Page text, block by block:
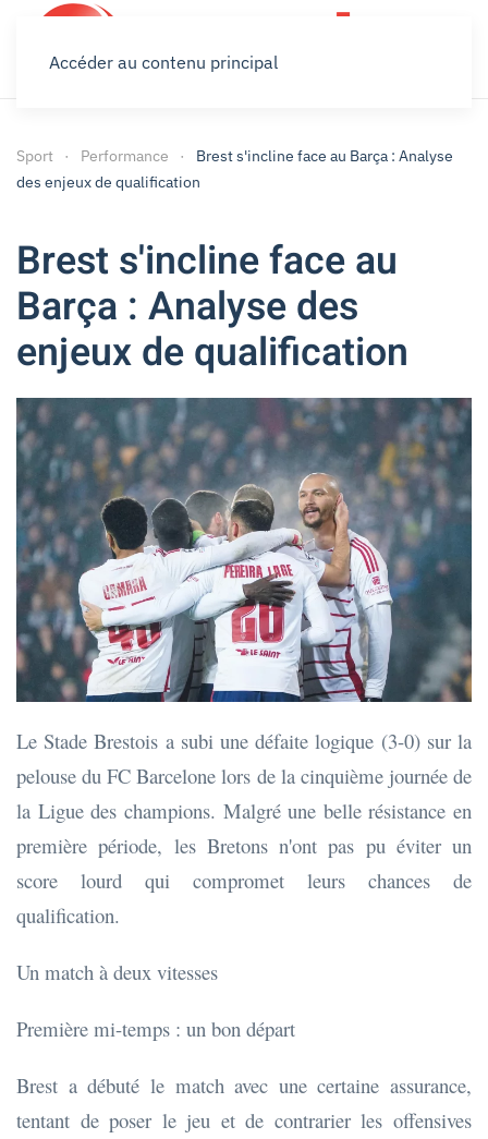
Accéder au contenu principal
Sport Performance
Brest s'incline face au Barça : Analyse
des enjeux de qualification
Brest s'incline face au
Barça : Analyse des
enjeux de qualification
Le Stade Brestois a subi une défaite logique (3-0) sur la
pelouse du FC Barcelone lors de la cinquième journée de
la Ligue des champions. Malgré une belle résistance en
première période, les Bretons n'ont pas pu éviter un
score lourd qui compromet leurs chances de
qualification.
Un match à deux vitesses
Première mi-temps : un bon départ
Brest a débuté le match avec une certaine assurance,
tentant de poser le jeu et de contrarier les offensives